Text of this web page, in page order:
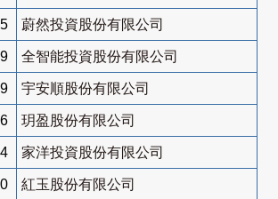
蔚然投資股份有限公司
全智能投資股份有限公司
宇安順股份有限公司
玥盈股份有限公司
家洋投資股份有限公司
紅玉股份有限公司